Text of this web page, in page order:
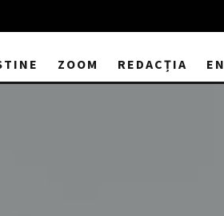
ZOOM REDACȚIA EN